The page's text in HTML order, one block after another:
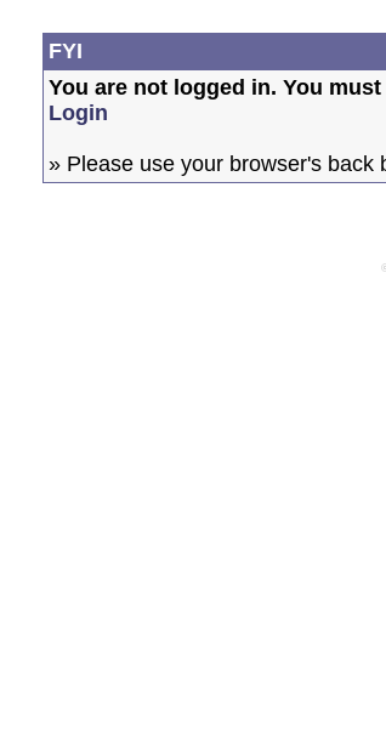
FYI
You are not logged in. You
Login
» Please use your browser's back